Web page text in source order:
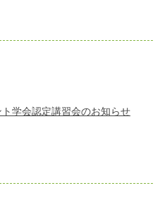
学会認定講習会のお知らせ